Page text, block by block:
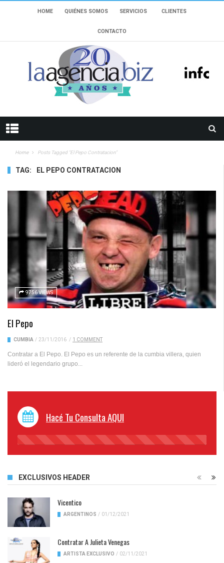
HOME QUIÉNES SOMOS SERVICIOS CLIENTES
CONTACTO
Home Posts Tagged "el Pepo Contratacion"
TAG: EL PEPO CONTRATACION
9756 VIEWS
El Pepo
CUMBIA / 23/11/2016 / 1 COMMENT
Contratar a El Pepo. El Pepo es un referente de la cumbia villera, quien
lideró el legendario grupo...
Hacé Tu Consulta AQUI
45%
EXCLUSIVOS HEADER
Vicentico
ARGENTINOS / 01/12/2021
Contratar A Julieta Venegas
ARTISTA EXCLUSIVO / 02/11/2021